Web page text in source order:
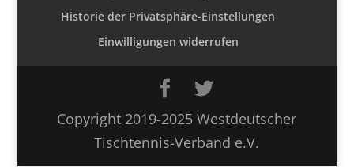
Historie der Privatsphäre-Einstellungen
Einwilligungen widerrufen
Copyright 2019-2025 Westdeutscher
Tischtennis-Verband e.V.